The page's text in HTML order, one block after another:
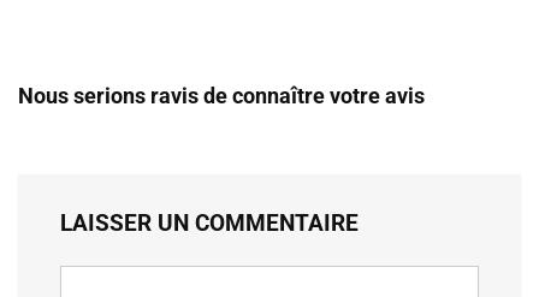
Nous serions ravis de connaître votre avis
LAISSER UN COMMENTAIRE